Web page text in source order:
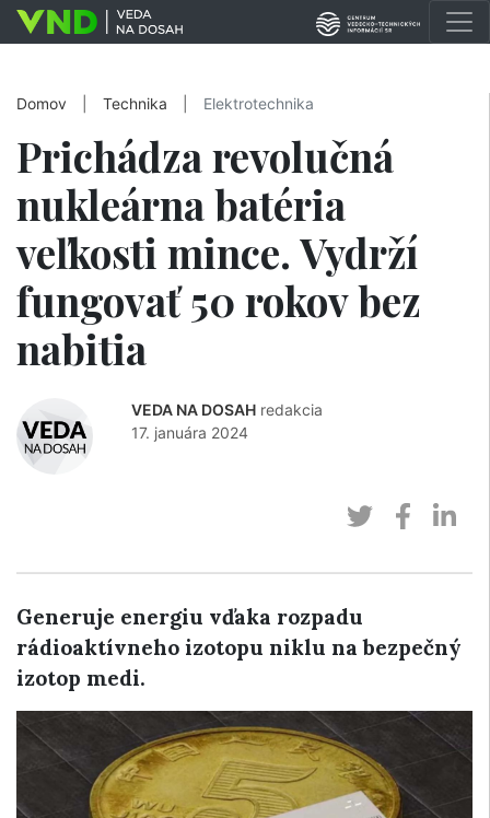
Domov Technika Elektrotechnika
Prichádza revolučná
nukleárna batéria
veľkosti mince. Vydrží
fungovať 50 rokov bez
nabitia
VEDA NA DOSAH redakcia
17. januára 2024
Generuje energiu vďaka rozpadu
rádioaktívneho izotopu niklu na bezpečný
izotop medi.